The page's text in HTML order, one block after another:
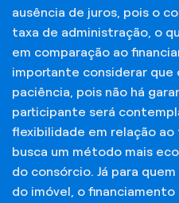
ausência de juros, pois o
taxa de administração, o
em comparação ao
importante considerar que
paciência, pois não há
participante será
flexibilidade em relação
busca um método mais
do consórcio. Já para
do imóvel, o